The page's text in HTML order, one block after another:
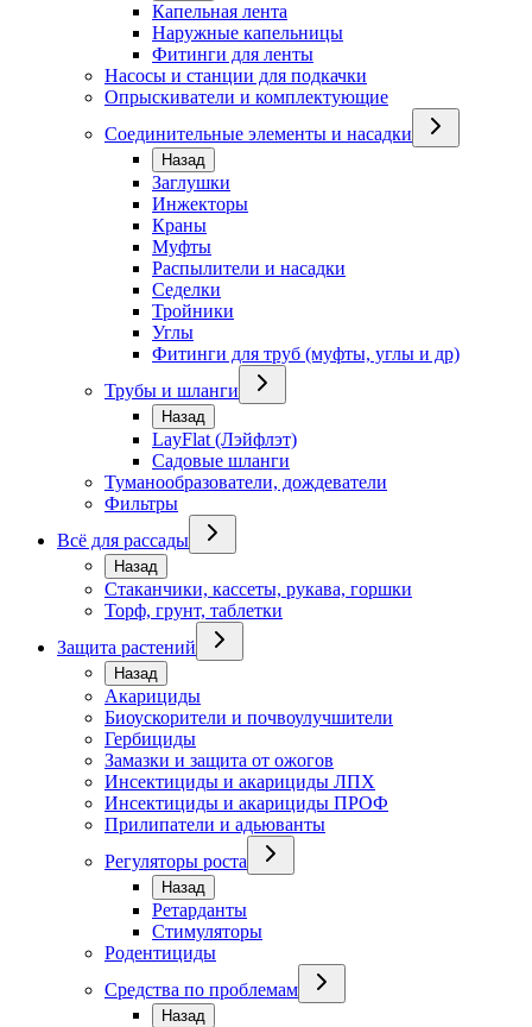
Капельная лента
Наружные капельницы
Фитинги для ленты
Насосы и станции для подкачки
Опрыскиватели и комплектующие
Соединительные элементы и насадки
Назад
Заглушки
Инжекторы
Краны
Муфты
Распылители и насадки
Седелки
Тройники
Углы
Фитинги для труб (муфты, углы и др)
Трубы и шланги
Назад
LayFlat (Лэйфлэт)
Садовые шланги
Туманообразователи, дождеватели
Фильтры
Всё для рассады
Назад
Стаканчики, кассеты, рукава, горшки
Торф, грунт, таблетки
Защита растений
Назад
Акарициды
Биоускорители и почвоулучшители
Гербициды
Замазки и защита от ожогов
Инсектициды и акарициды ЛПХ
Инсектициды и акарициды ПРОФ
Прилипатели и адьюванты
Регуляторы роста
Назад
Ретарданты
Стимуляторы
Родентициды
Средства по проблемам
Назад